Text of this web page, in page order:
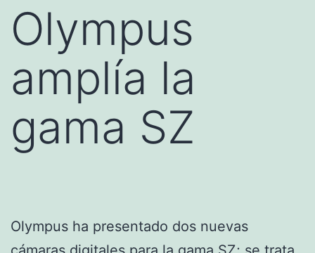
Olympus
amplía la
gama SZ
Olympus ha presentado dos nuevas